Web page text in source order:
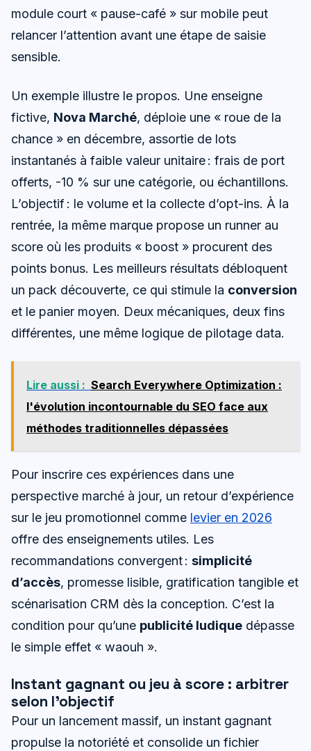
module court « pause-café » sur mobile peut
relancer l’attention avant une étape de saisie
sensible.
Un exemple illustre le propos. Une enseigne
fictive, Nova Marché, déploie une « roue de la
chance » en décembre, assortie de lots
instantanés à faible valeur unitaire : frais de port
offerts, -10 % sur une catégorie, ou échantillons.
L’objectif : le volume et la collecte d’opt-ins. À la
rentrée, la même marque propose un runner au
score où les produits « boost » procurent des
points bonus. Les meilleurs résultats débloquent
un pack découverte, ce qui stimule la conversion
et le panier moyen. Deux mécaniques, deux fins
différentes, une même logique de pilotage data.
Lire aussi : Search Everywhere Optimization :
l'évolution incontournable du SEO face aux
méthodes traditionnelles dépassées
Pour inscrire ces expériences dans une
perspective marché à jour, un retour d’expérience
sur le jeu promotionnel comme levier en 2026
offre des enseignements utiles. Les
recommandations convergent : simplicité
d’accès, promesse lisible, gratification tangible et
scénarisation CRM dès la conception. C’est la
condition pour qu’une publicité ludique dépasse
le simple effet « waouh ».
Instant gagnant ou jeu à score : arbitrer
selon l’objectif
Pour un lancement massif, un instant gagnant
propulse la notoriété et consolide un fichier